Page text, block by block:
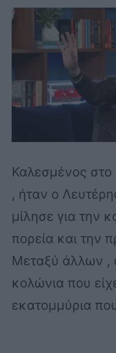
Καλεσμένος στο
, ήταν ο
μίλησε για την
πορεία και την
Μεταξύ άλλων ,
κολώνια που
εκατομμύρια